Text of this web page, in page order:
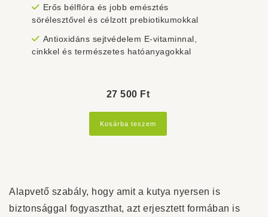
Erős bélflóra és jobb emésztés
sörélesztővel és célzott prebiotikumokkal
Antioxidáns sejtvédelem E-vitaminnal,
cinkkel és természetes hatóanyagokkal
27 500 Ft
Kosárba teszem
Alapvető szabály, hogy amit a kutya nyersen is
biztonsággal fogyaszthat, azt erjesztett formában is